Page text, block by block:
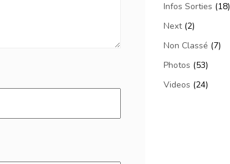
Infos Sorties (18)
Next(2)
Non Classé (7)
Photos (53)
Videos (24)